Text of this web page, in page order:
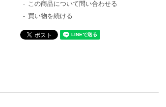
この商品について問い合わせる
買い物を続ける